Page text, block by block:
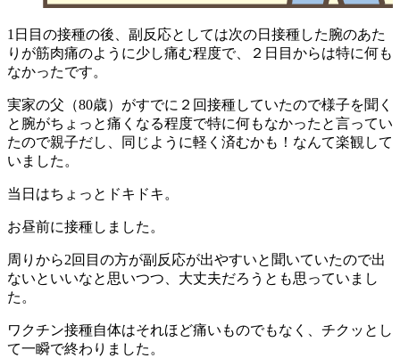
1日目の接種の後、副反応としては次の日接種した腕のあた
りが筋肉痛のように少し痛む程度で、２日目からは特に何も
なかったです。
実家の父（80歳）がすでに２回接種していたので様子を聞く
と腕がちょっと痛くなる程度で特に何もなかったと言ってい
たので親子だし、同じように軽く済むかも！なんて楽観して
いました。
当日はちょっとドキドキ。
お昼前に接種しました。
周りから2回目の方が副反応が出やすいと聞いていたので出
ないといいなと思いつつ、大丈夫だろうとも思っていまし
た。
ワクチン接種自体はそれほど痛いものでもなく、チクッとし
て一瞬で終わりました。